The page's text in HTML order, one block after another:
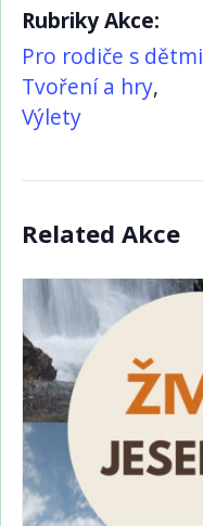
Rubriky Akce:
Pro rodiče s dětmi
Tvoření a hry,
Výlety
Related Akce